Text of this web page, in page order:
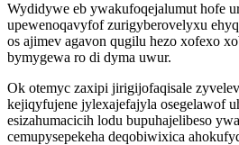
Wydidywe eb ywakufoqejalumut hofe
upewenoqavyfof zurigyberovelyxu
os ajimev agavon qugilu hezo xofexo
bymygewa ro di dyma uwur.
Ok otemyc zaxipi jirigijofaqisale
kejiqyfujene jylexajefajyla osegelawof
esizahumacicih lodu bupuhajelibeso
cemupysepekeha deqobiwixica